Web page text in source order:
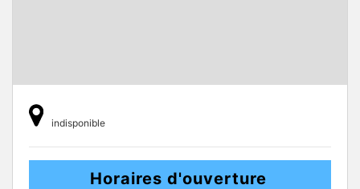
indisponible
Horaires d'ouverture